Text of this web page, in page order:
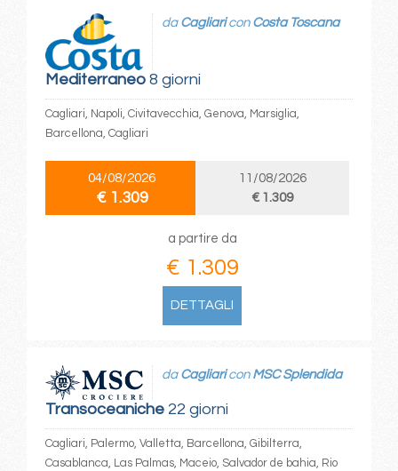
Mediterraneo8 giorni
da Cagliaricon Costa Toscana
Cagliari, Napoli, Civitavecchia, Genova, Marsiglia,
Barcellona, Cagliari
04/08/2026
€ 1.309
11/08/2026
€ 1.309
a partire da
€ 1.309
DETTAGLI
Transoceaniche22 giorni
da Cagliaricon MSC Splendida
Cagliari, Palermo, Valletta, Barcellona, Gibilterra,
Casablanca, Las Palmas, Maceio, Salvador de bahia, Rio